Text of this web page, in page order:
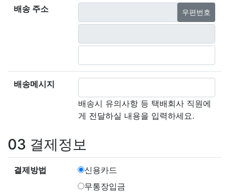
배송 주소 우편번호
배송메시지
배송시 유의사항 등 택배회사 직원에
게 전달하실 내용을 입력하세요.
03 결제정보
결제방법
신용카드
무통장입금